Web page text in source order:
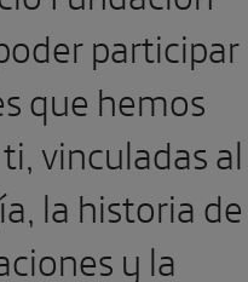
participar
que hemos
vinculadas al
la historia de
y la